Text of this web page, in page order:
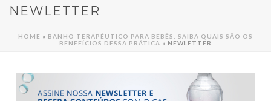
NEWLETTER
HOME » BANHO TERAPÊUTICO PARA BEBÊS: SAIBA QUAIS SÃO OS
BENEFÍCIOS DESSA PRÁTICA » NEWLETTER